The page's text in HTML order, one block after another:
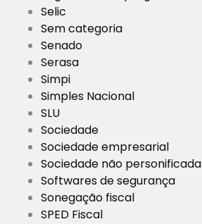
Selic
Sem categoria
Senado
Serasa
Simpi
Simples Nacional
SLU
Sociedade
Sociedade empresarial
Sociedade não personificada
Softwares de segurança
Sonegação fiscal
SPED Fiscal